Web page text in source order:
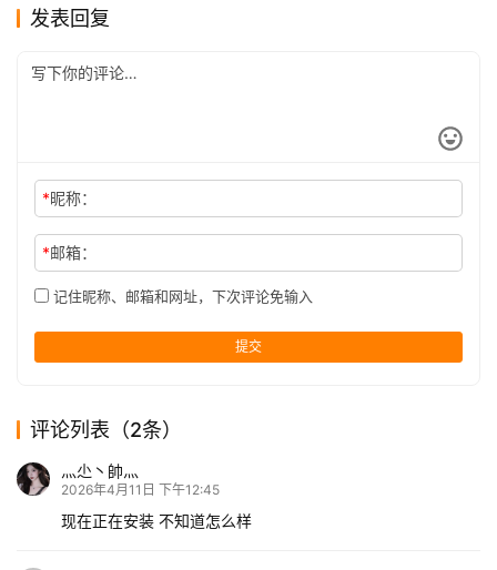
发表回复
*昵称：
*邮箱：
记住昵称、邮箱和网址，下次评论免输入
提交
评论列表（2条）
灬尐丶帥灬
2026年4月11日 下午12:45
现在正在安装 不知道怎么样